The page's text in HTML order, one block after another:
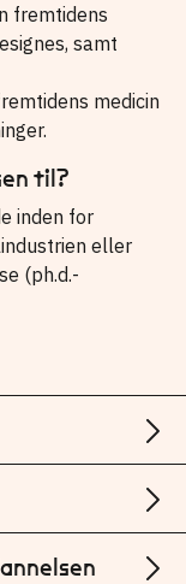
fremtidens
samt
medicin
til?
inden for
eller
(ph.d.-